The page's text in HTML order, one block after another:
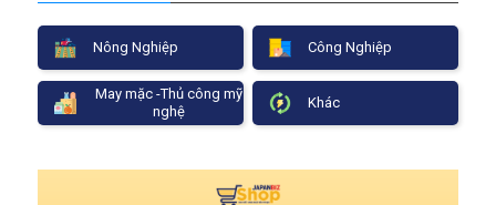
Nông Nghiệp Công Nghiệp
May mặc -Thủ công mỹ
nghệ
Khác